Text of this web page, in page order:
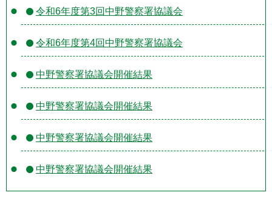
令和6年度第3回中野警察署協議会
令和6年度第4回中野警察署協議会
中野警察署協議会開催結果
中野警察署協議会開催結果
中野警察署協議会開催結果
中野警察署協議会開催結果